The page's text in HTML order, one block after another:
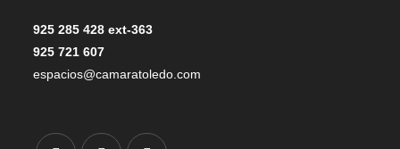
925 285 428 ext-363
925 721 607
espacios@camaratoledo.com